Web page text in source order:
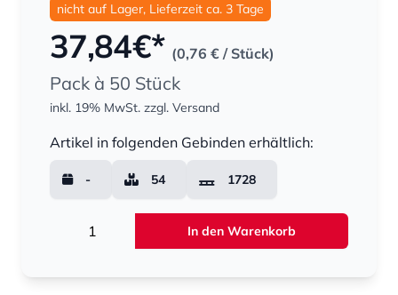
nicht auf Lager, Lieferzeit ca. 3 Tage
37,84€* (0,76 € / Stück)
Pack à 50 Stück
inkl. 19% MwSt. zzgl. Versand
Artikel in folgenden Gebinden erhältlich:
- 54 1728
In den Warenkorb